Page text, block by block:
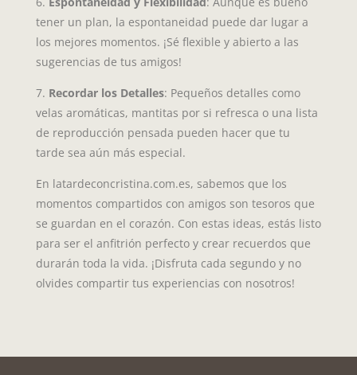
tener un plan, la espontaneidad puede dar lugar a
los mejores momentos. ¡Sé flexible y abierto a las
sugerencias de tus amigos!
7. Recordar los Detalles: Pequeños detalles como
velas aromáticas, mantitas por si refresca o una lista
de reproducción pensada pueden hacer que tu
tarde sea aún más especial.
En latardeconcristina.com.es, sabemos que los
momentos compartidos con amigos son tesoros que
se guardan en el corazón. Con estas ideas, estás listo
para ser el anfitrión perfecto y crear recuerdos que
durarán toda la vida. ¡Disfruta cada segundo y no
olvides compartir tus experiencias con nosotros!